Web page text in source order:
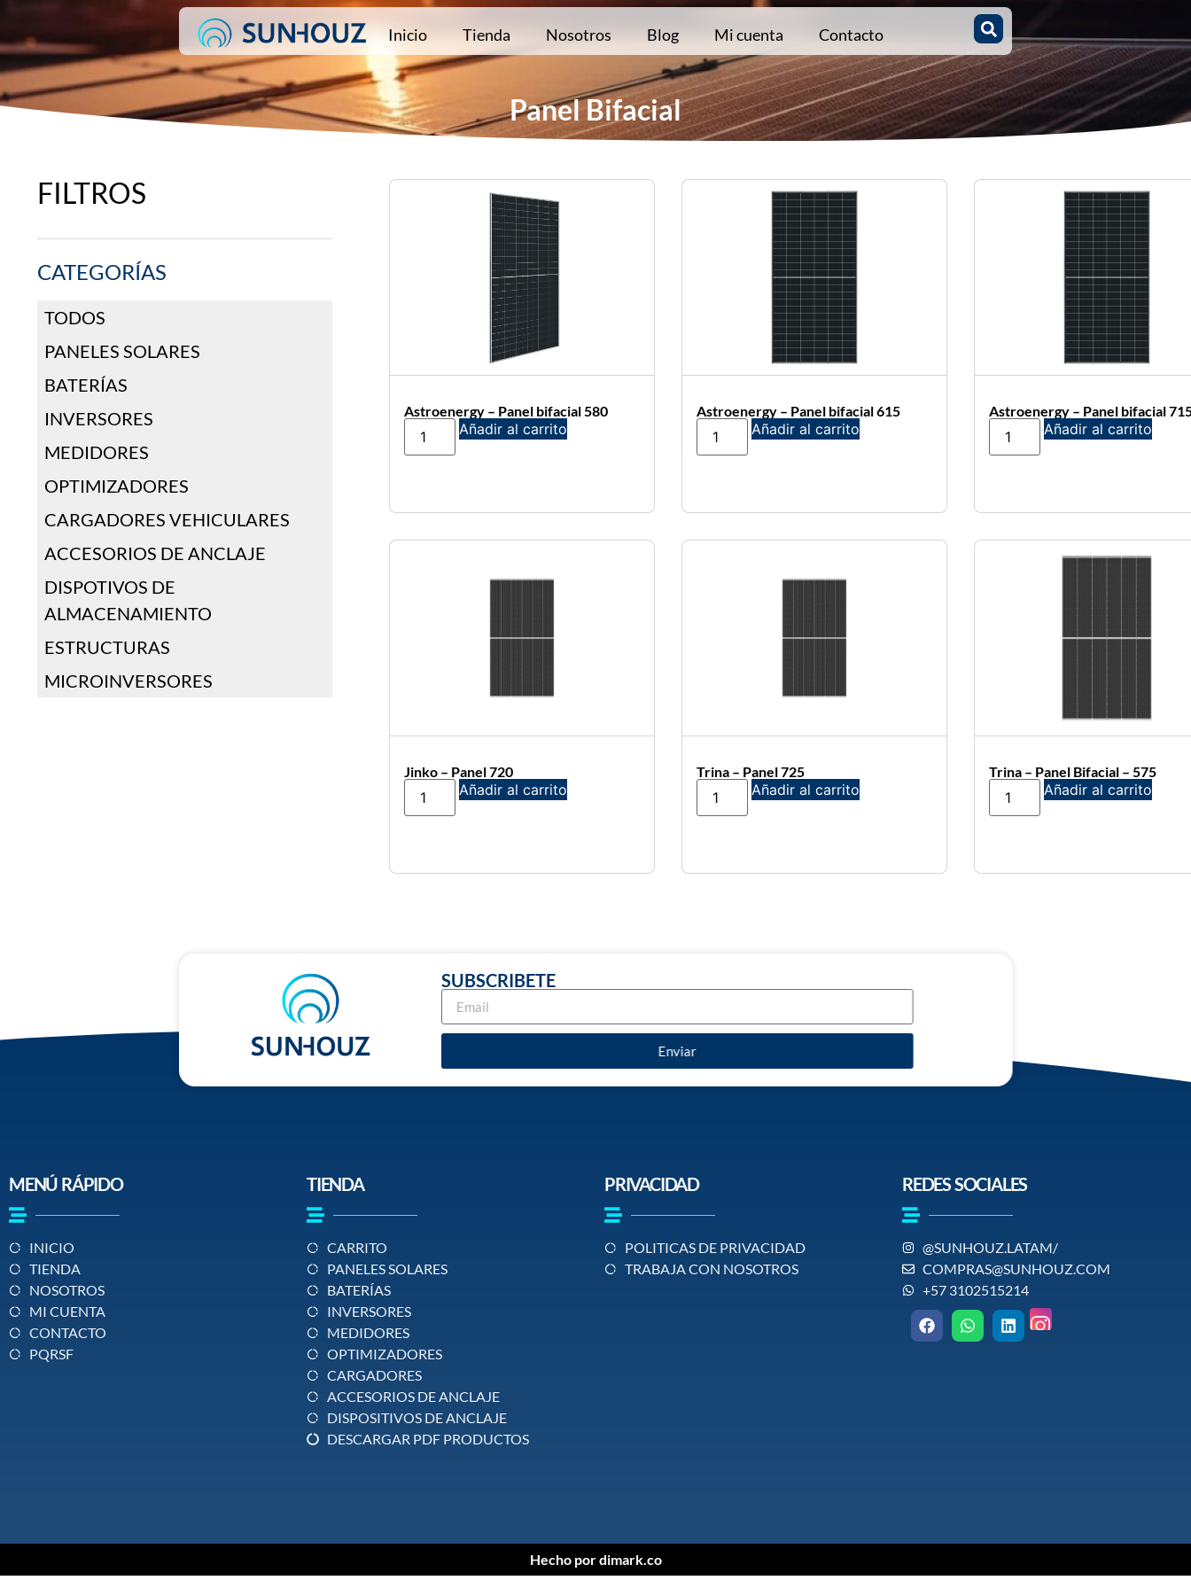
Inicio Tienda Nosotros Blog Mi cuenta Contacto
Panel Bifacial
FILTROS
CATEGORÍAS
TODOS
PANELES SOLARES
BATERÍAS
INVERSORES
MEDIDORES
OPTIMIZADORES
CARGADORES VEHICULARES
ACCESORIOS DE ANCLAJE
DISPOTIVOS DE
ALMACENAMIENTO
ESTRUCTURAS
MICROINVERSORES
Astroenergy – Panel bifacial 580
Añadir al carrito
Astroenergy – Panel bifacial 615
Añadir al carrito
Astroenergy – Panel bifacial
Añadir al carrito
Jinko – Panel 720
Añadir al carrito
Trina – Panel 725
Añadir al carrito
Trina – Panel Bifacial – 575
Añadir al carrito
SUBSCRIBETE
Enviar
MENÚ RÁPIDO
INICIO
TIENDA
NOSOTROS
MI CUENTA
CONTACTO
PQRSF
TIENDA
CARRITO
PANELES SOLARES
BATERÍAS
INVERSORES
MEDIDORES
OPTIMIZADORES
CARGADORES
ACCESORIOS DE ANCLAJE
DISPOSITIVOS DE ANCLAJE
DESCARGAR PDF PRODUCTOS
PRIVACIDAD
POLITICAS DE PRIVACIDAD
TRABAJA CON NOSOTROS
REDES SOCIALES
@SUNHOUZ.LATAM/
COMPRAS@SUNHOUZ.COM
+57 3102515214
Hecho por dimark.co